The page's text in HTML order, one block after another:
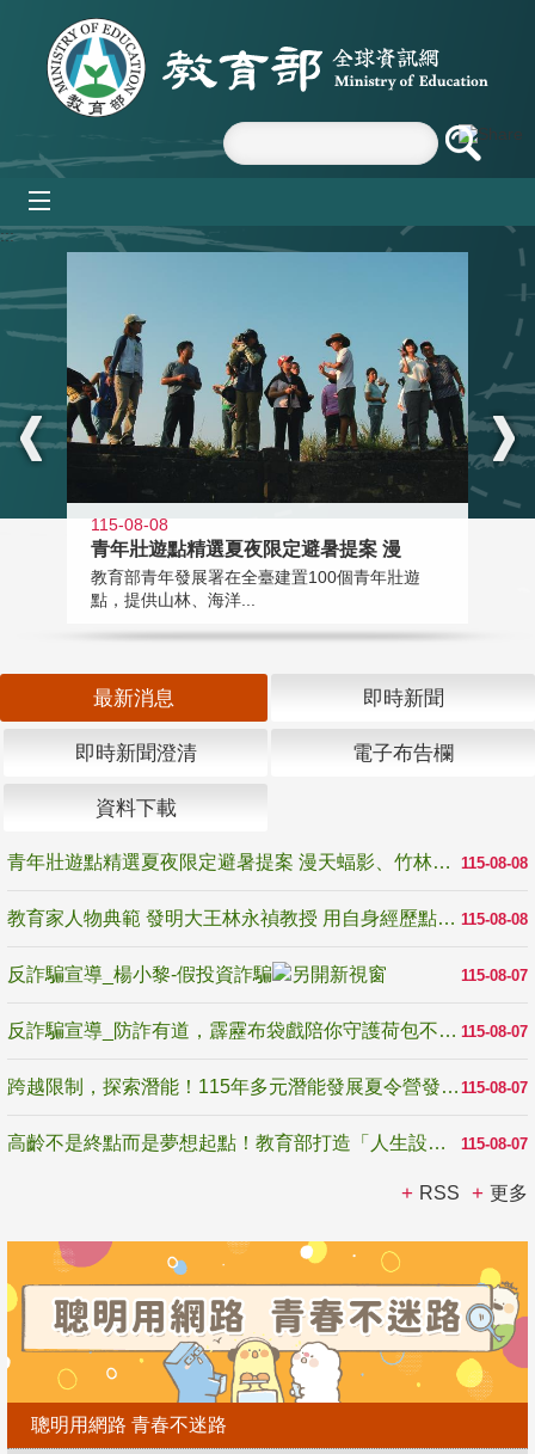
跳到主要內容區塊
:::
115-08-08
青年壯遊點精選夏夜限定避暑提案 漫
教育部青年發展署在全臺建置100個青年壯遊
點，提供山林、海洋...
最新消息 即時新聞
即時新聞澄清 電子布告欄
資料下載
115-08-08
青年壯遊點精選夏夜限定避暑提案 漫天蝠影、竹林尋蛙、茶香夜觀 邀青年暮色出發
115-08-08
教育家人物典範 發明大王林永禎教授 用自身經歷點亮學生的路
115-08-07
反詐騙宣導_楊小黎-假投資詐騙
115-08-07
反詐騙宣導_防詐有道，霹靂布袋戲陪你守護荷包不受騙
115-08-07
跨越限制，探索潛能！115年多元潛能發展夏令營發掘生命無限可能
115-08-07
高齡不是終點而是夢想起點！教育部打造「人生設計夢工場」 參展第3屆高齡健康產業博覽會
RSS 更多
聰明用網路 青春不迷路